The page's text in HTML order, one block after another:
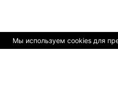
Мы используем cookies для